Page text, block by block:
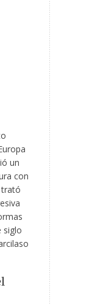
un
con
trató
siglo